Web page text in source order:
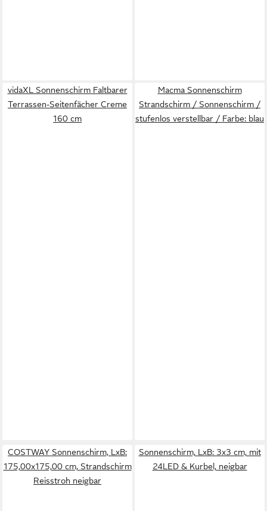
vidaXL Sonnenschirm Faltbarer
Terrassen-Seitenfächer Creme
160 cm
Macma Sonnenschirm
Strandschirm / Sonnenschirm /
stufenlos verstellbar / Farbe: blau
COSTWAY Sonnenschirm, LxB:
175,00x175,00 cm, Strandschirm
Reisstroh neigbar
Sonnenschirm, LxB: 3x3 cm, mit
24LED & Kurbel, neigbar